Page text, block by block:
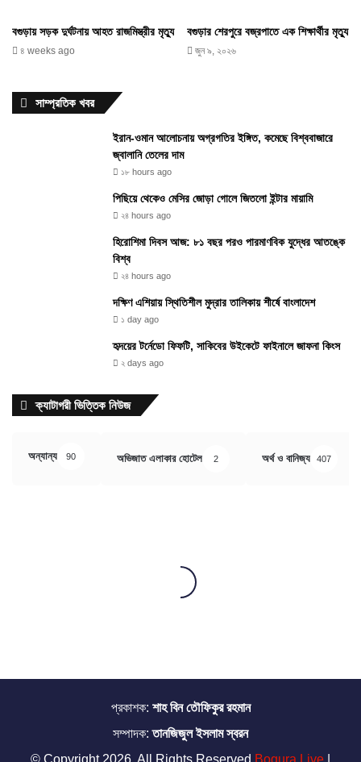
বগুড়ায় সড়ক দুর্ঘটনায় আহত রাজমিস্ত্রীর মৃত্যু
৪ weeks ago
বগুড়ার শেরপুরে বজ্রপাতে এক শিক্ষার্থীর মৃত্যু
জুন ৯, ২০২৬
সাম্প্রতিক খবর
ইরান-ওমান আলোচনায় অগ্রগতির ইঙ্গিত, কমেছে বিশ্ববাজারে
জ্বালানি তেলের দাম
১৮ hours ago
পিছিয়ে থেকেও মেসির জোড়া গোলে জিতলো ইন্টার মায়ামি
২৪ hours ago
হিরোশিমা দিবস আজ: ৮১ বছর পরও পারমাণবিক যুদ্ধের আতঙ্কে
বিশ্ব
২৪ hours ago
দক্ষিণ এশিয়ায় স্থিতিশীল মুদ্রার তালিকায় শীর্ষে বাংলাদেশ
১ day ago
হৃদয়ের টর্নেডো ফিফটি, সাকিবের উইকেটে ফাইনালে জাফনা কিংস
২ days ago
ক্যাটাগরী ভিত্তিক নিউজ
অন্যান্য 90 অভিজাত এলাকার হোটেল 2 অর্থ ও বানিজ্য 407
প্রকাশক: শাহ বিন তৌফিকুর রহমান
সম্পাদক:তানজিজুল ইসলাম স্বরন
© Copyright 2026, All Rights Reserved Bogura Live